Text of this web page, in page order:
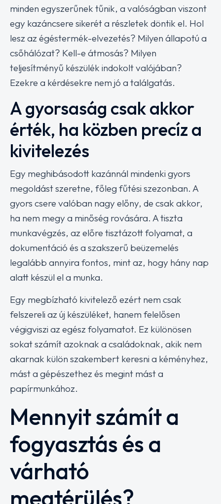
minden egyszerűnek tűnik, a valóságban viszont
egy kazáncsere sikerét a részletek döntik el. Hol
lesz az égéstermék-elvezetés? Milyen állapotú a
csőhálózat? Kell-e átmosás? Milyen
teljesítményű készülék indokolt valójában?
Ezekre a kérdésekre nem jó a találgatás.
A gyorsaság csak akkor
érték, ha közben precíz a
kivitelezés
Egy meghibásodott kazánnál mindenki gyors
megoldást szeretne, főleg fűtési szezonban. A
gyors csere valóban nagy előny, de csak akkor,
ha nem megy a minőség rovására. A tiszta
munkavégzés, az előre tisztázott folyamat, a
dokumentáció és a szakszerű beüzemelés
legalább annyira fontos, mint az, hogy hány nap
alatt készül el a munka.
Egy megbízható kivitelező ezért nem csak
felszereli az új készüléket, hanem felelősen
végigviszi az egész folyamatot. Ez különösen
sokat számít azoknak a családoknak, akik nem
akarnak külön szakembert keresni a kéményhez,
mást a gépészethez és megint mást a
papírmunkához.
Mennyit számít a
fogyasztás és a
várható
megtérülés?